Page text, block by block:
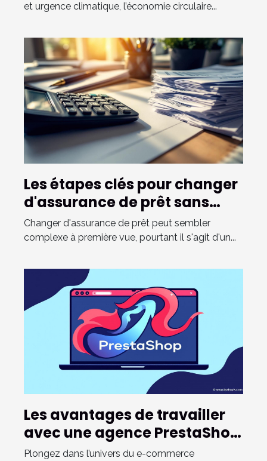
et urgence climatique, l’économie circulaire...
Les étapes clés pour changer
d'assurance de prêt sans
tracas
Changer d'assurance de prêt peut sembler
complexe à première vue, pourtant il s'agit d'un...
Les avantages de travailler
avec une agence PrestaShop
certifiée
Plongez dans l’univers du e-commerce